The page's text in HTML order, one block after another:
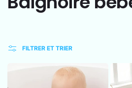
l
l
FILTRER ET TRIER